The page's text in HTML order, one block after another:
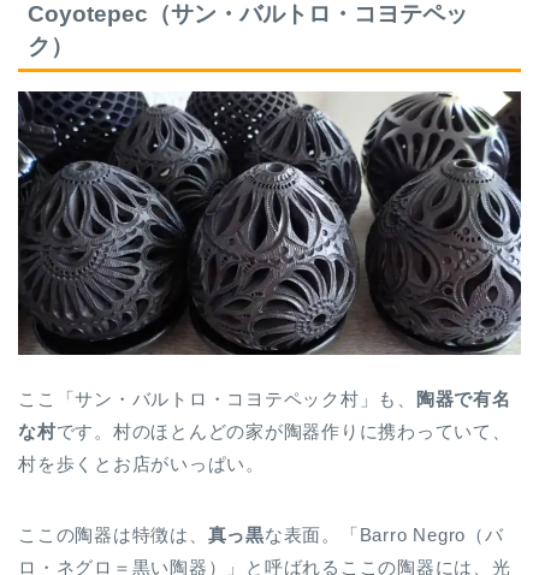
Coyotepec（サン・バルトロ・コヨテペッ
ク）
ここ「サン・バルトロ・コヨテペック村」も、
陶器で有名
な村です。村のほとんどの家が陶器作りに携わっていて、
村を歩くとお店がいっぱい。
ここの陶器は特徴は、 真っ黒な表面。「Barro Negro（バ
ロ・ネグロ＝黒い陶器）」と呼ばれるここの陶器には、光